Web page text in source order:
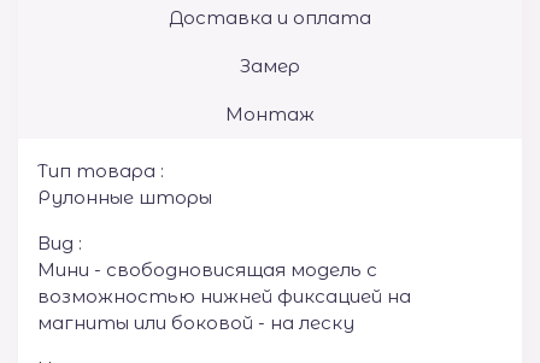
Доставка и оплата
Замер
Монтаж
Тип товара :
Рулонные шторы
Вид :
Мини - свободновисящая модель с
возможностью нижней фиксацией на
магниты или боковой - на леску